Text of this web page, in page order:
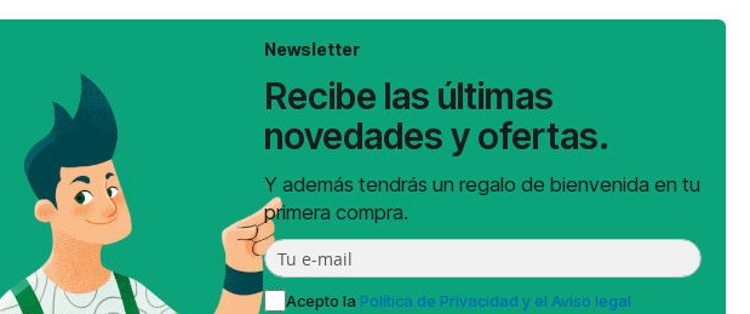
Newsletter
Recibe las últimas
novedades y ofertas.
Y además tendrás un regalo de bienvenida en tu
primera compra.
Acepto la Política de Privacidad y el Aviso legal